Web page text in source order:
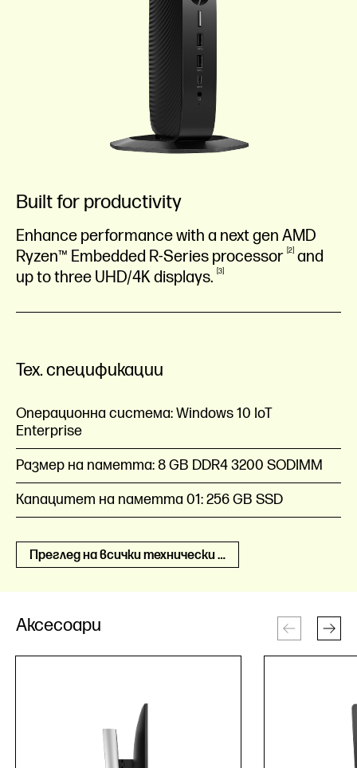
Built for productivity
Enhance performance with a next gen AMD
Ryzen™ Embedded R-Series processor 2 and
up to three UHD/4Kdisplays. 3
Тех. спецификации
Операционна система:Windows 10 IoT
Enterprise
Размер на паметта:8 GB DDR4 3200 SODIMM
Капацитет на паметта 01:256 GB SSD
Преглед на всички технически спецификации
Аксесоари